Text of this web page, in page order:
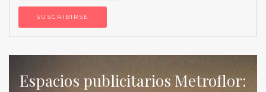
Espacios publicitarios Metroflor: